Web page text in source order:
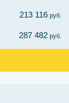
213 116 руб.
287 482 руб.